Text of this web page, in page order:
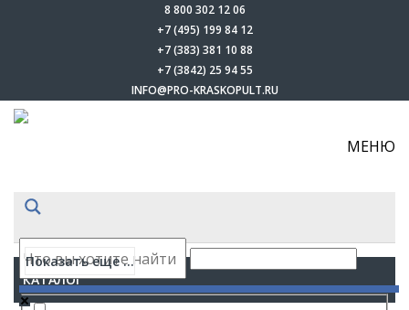
8 800 302 12 06
+7 (495) 199 84 12
+7 (383) 381 10 88
+7 (3842) 25 94 55
INFO@PRO-KRASKOPULT.RU
МЕНЮ
Показать еще ...
КАТАЛОГ